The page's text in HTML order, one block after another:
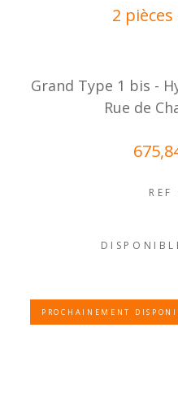
2 pièces
Grand Type 1 bis -
Rue de
PROCHAINEMENT